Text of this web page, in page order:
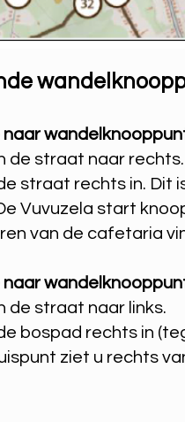
naar
de straat naar rechts.
straat rechts in. Dit
Vuvuzela start
van de cafetaria
naar
de straat naar links.
bospad rechts in
ziet u rechts